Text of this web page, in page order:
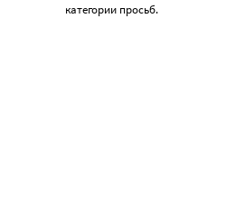
категории просьб.